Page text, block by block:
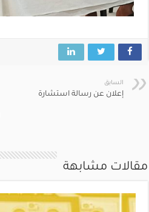
السابق
إعلان عن رسالة استشارة
مقالات مشابهة